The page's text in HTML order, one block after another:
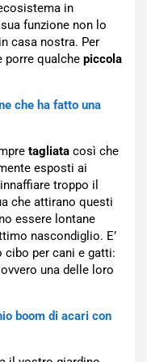
in
funzione non lo
casa nostra. Per
porre qualche piccola
che ha fatto una
tagliata così che
esposti ai
troppo il
che attirano questi
essere lontane
nascondiglio. E’
cibo per cani e gatti:
una delle loro
boom di acari con